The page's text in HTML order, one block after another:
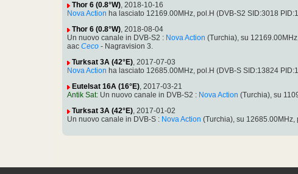
Thor 6 (0.8°W), 2018-10-16
Nova Action ha lasciato 12169.00MHz, pol.H (DVB-S2 SID:3018
Thor 6 (0.8°W), 2018-08-04
Un nuovo canale in DVB-S2 : Nova Action (Turchia), su
aac Ceco - Nagravision 3.
Turksat 3A (42°E), 2017-07-03
Nova Action ha lasciato 12685.00MHz, pol.H (DVB-S SID:13824
Eutelsat 16A (16°E), 2017-03-21
Antik Sat: Un nuovo canale in DVB-S2 : Nova Action (Turchia), su
Turksat 3A (42°E), 2017-01-02
Un nuovo canale in DVB-S : Nova Action (Turchia), su